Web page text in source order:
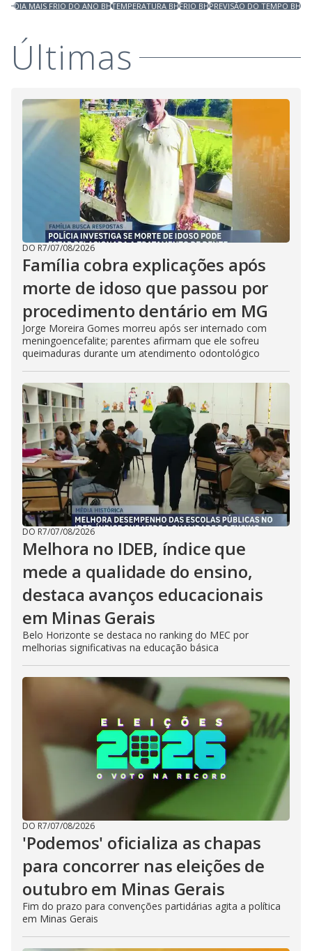
DIA MAIS FRIO DO ANO BHTEMPERATURA BHFRIO BHPREVISÃO DO TEMPO BH
Últimas
DO R7/07/08/2026
Família cobra explicações após
morte de idoso que passou por
procedimento dentário em MG
Jorge Moreira Gomes morreu após ser internado com
meningoencefalite; parentes afirmam que ele sofreu
queimaduras durante um atendimento odontológico
DO R7/07/08/2026
Melhora no IDEB, índice que
mede a qualidade do ensino,
destaca avanços educacionais
em Minas Gerais
Belo Horizonte se destaca no ranking do MEC por
melhorias significativas na educação básica
DO R7/07/08/2026
'Podemos' oficializa as chapas
para concorrer nas eleições de
outubro em Minas Gerais
Fim do prazo para convenções partidárias agita a política
em Minas Gerais